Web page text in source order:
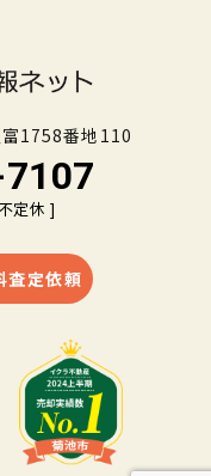
1758番地110
定休 ]
査定依頼